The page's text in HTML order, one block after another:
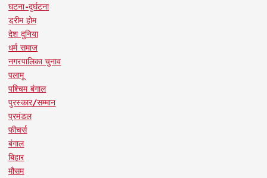
घटना-दुर्घटना
ड्रीम होम
देश दुनिया
धर्म समाज
नगरपालिका चुनाव
पलामू
पश्चिम बंगाल
पुरस्कार/सम्मान
प्रमंडल
फीचर्स
बंगाल
बिहार
मौसम